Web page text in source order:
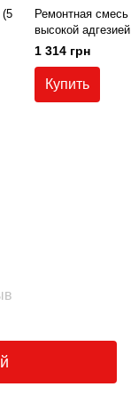
Ремонтная смесь
высокой
прочностью для
(10-75 мм)
350 (25 кг).
1 314 грн
Купить